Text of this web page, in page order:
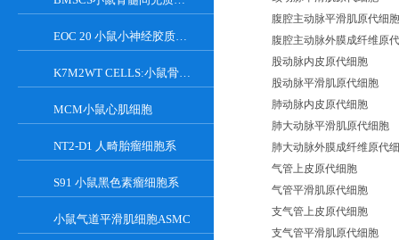
EOC 20 小鼠小神经胶质细胞系
K7M2WT CELLS:小鼠骨肉瘤成骨细胞系
MCM小鼠心肌细胞
NT2-D1 人畸胎瘤细胞系
S91 小鼠黑色素瘤细胞系
小鼠气道平滑肌细胞ASMC
腹腔主动脉平滑肌原代细胞
腹腔主动脉外膜成纤维原
股动脉内皮原代细胞
股动脉平滑肌原代细胞
肺动脉内皮原代细胞
肺大动脉平滑肌原代细胞
肺大动脉外膜成纤维原代
气管上皮原代细胞
气管平滑肌原代细胞
支气管上皮原代细胞
支气管平滑肌原代细胞